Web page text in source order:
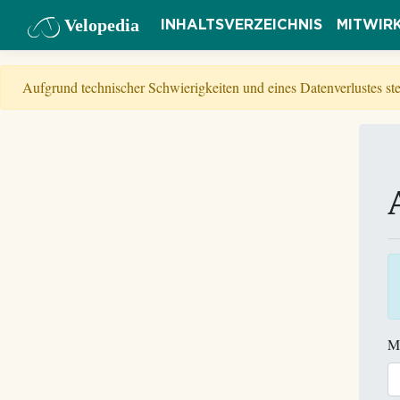
Velopedia INHALTSVERZEICHNIS
Aufgrund technischer Schwierigkeiten und eines Datenverlustes